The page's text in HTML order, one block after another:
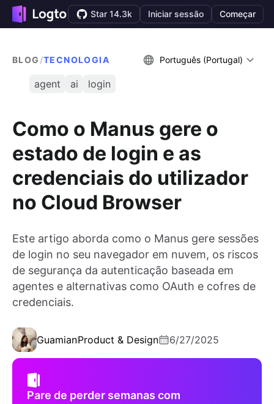
Star 14.3k Iniciar sessão Começar
BLOG /TECNOLOGIA Português (Portugal)
agent ai login
Como o Manus gere o
estado de login e as
credenciais do utilizador
no Cloud Browser
Este artigo aborda como o Manus gere sessões
de login no seu navegador em nuvem, os riscos
de segurança da autenticação baseada em
agentes e alternativas como OAuth e cofres de
credenciais.
GuamianProduct & Design 6/27/2025
Pare de perder semanas com